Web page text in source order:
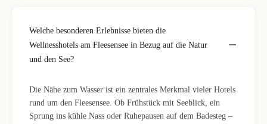
Welche besonderen Erlebnisse bieten die
Wellnesshotels am Fleesensee in Bezug auf die Natur
und den See?
Die Nähe zum Wasser ist ein zentrales Merkmal vieler Hotels
rund um den Fleesensee. Ob Frühstück mit Seeblick, ein
Sprung ins kühle Nass oder Ruhepausen auf dem Badesteg –